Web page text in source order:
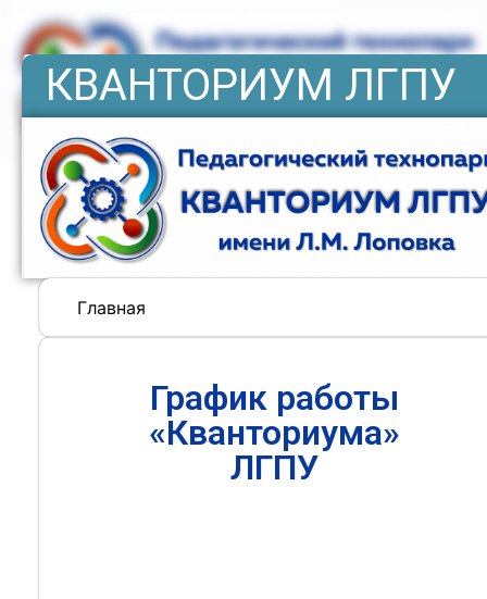
КВАНТОРИУМ ЛГПУ
Главная
График работы
«Кванториума»
ЛГПУ